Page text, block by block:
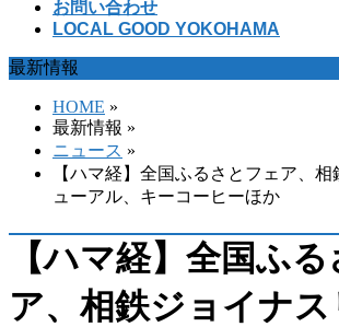
お問い合わせ
LOCAL GOOD YOKOHAMA
最新情報
HOME »
最新情報 »
ニュース »
【ハマ経】全国ふるさとフェア、
ューアル、キーコーヒーほか
【ハマ経】全国ふ
ア、相鉄ジョイナ